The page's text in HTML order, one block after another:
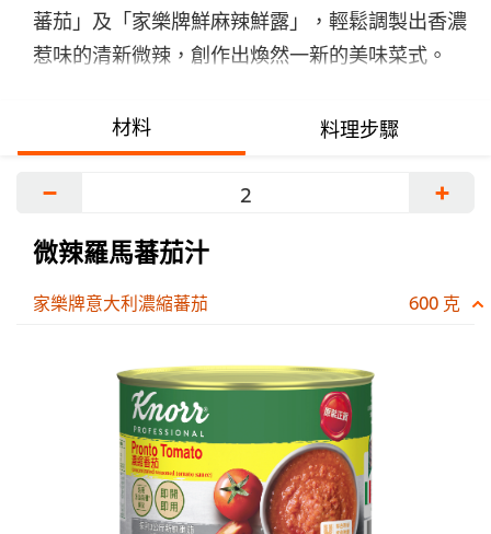
蕃茄」及「家樂牌鮮麻辣鮮露」，輕鬆調製出香濃
惹味的清新微辣，創作出煥然一新的美味菜式。
材料 料理步驟
− +
微辣羅馬蕃茄汁
家樂牌意大利濃縮蕃茄 600 克